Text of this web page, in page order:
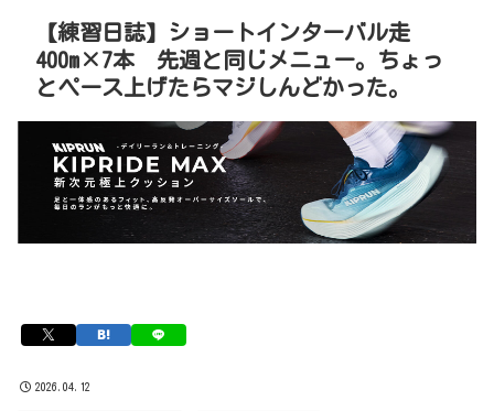
【練習日誌】ショートインターバル走
400m×7本 先週と同じメニュー。ちょっ
とペース上げたらマジしんどかった。
2026.04.12